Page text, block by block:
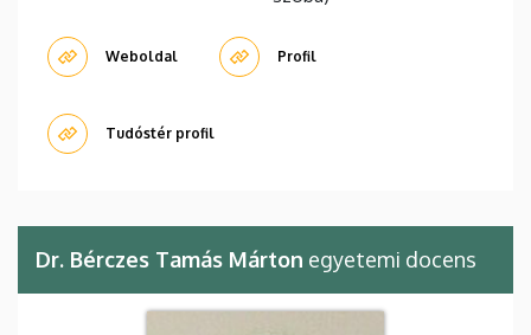
Weboldal Profil
Tudóstér profil
Dr. Bérczes Tamás Márton egyetemi docens